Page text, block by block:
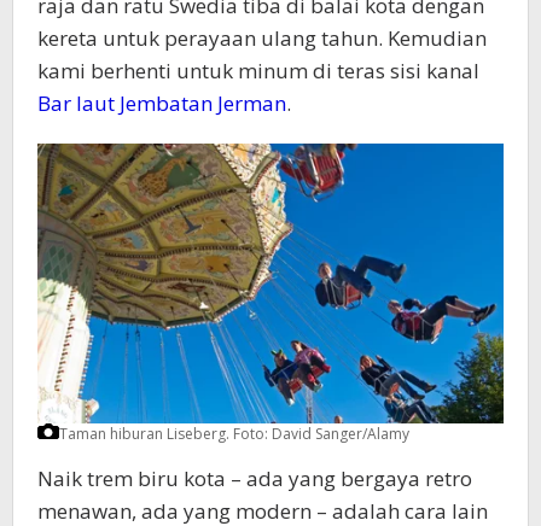
kereta untuk perayaan ulang tahun. Kemudian
kami berhenti untuk minum di teras sisi kanal
Bar laut Jembatan Jerman.
Taman hiburan Liseberg. Foto: David Sanger/Alamy
Naik trem biru kota – ada yang bergaya retro
menawan, ada yang modern – adalah cara lain